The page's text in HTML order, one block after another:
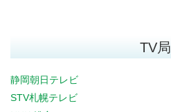
TV局
静岡朝日テレビ
STV札幌テレビ